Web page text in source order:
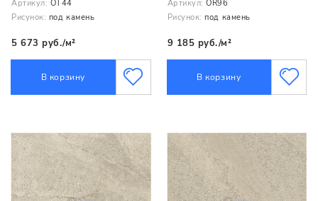
Артикул: OT44
Рисунок: под камень
5 673 руб./м²
В корзину
Артикул: OR96
Рисунок: под камень
9 185 руб./м²
В корзину